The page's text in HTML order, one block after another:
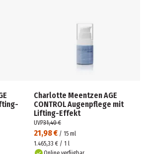
Charlotte Meentzen AGE
CONTROL Augenpflege mit
Lifting-Effekt
21,98 € / 15 ml
UVP31,40 €
1.465,33 € / 1 l